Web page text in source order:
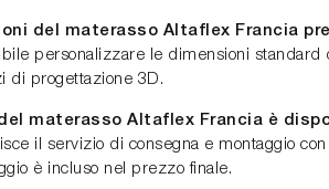
del materasso Altaflex Francia
personalizzare le dimensioni
di progettazione 3D.
materasso Altaflex Francia è
il servizio di consegna e montaggio
è incluso nel prezzo finale.